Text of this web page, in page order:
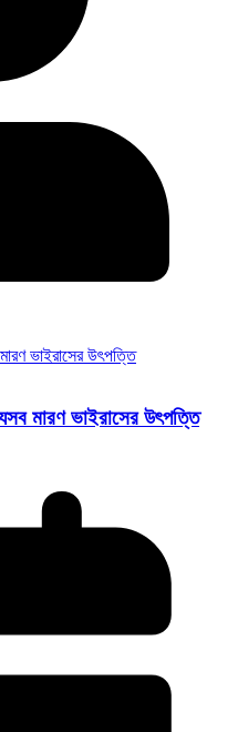
মারণ ভাইরাসের উৎপত্তি